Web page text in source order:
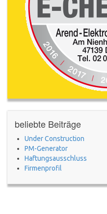
beliebte Beiträge
Under Construction
PM-Generator
Haftungsausschluss
Firmenprofil